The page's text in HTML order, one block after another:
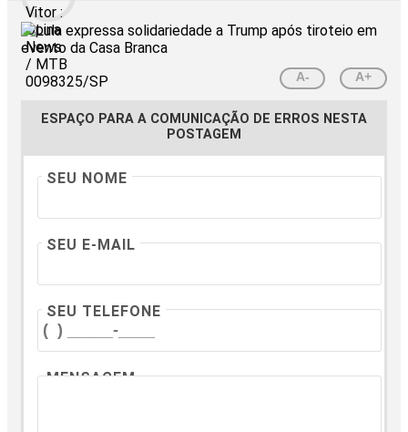
A- A+
ESPAÇO PARA A COMUNICAÇÃO DE ERROS NESTA
POSTAGEM
SEU NOME
SEU E-MAIL
SEU TELEFONE
MENSAGEM